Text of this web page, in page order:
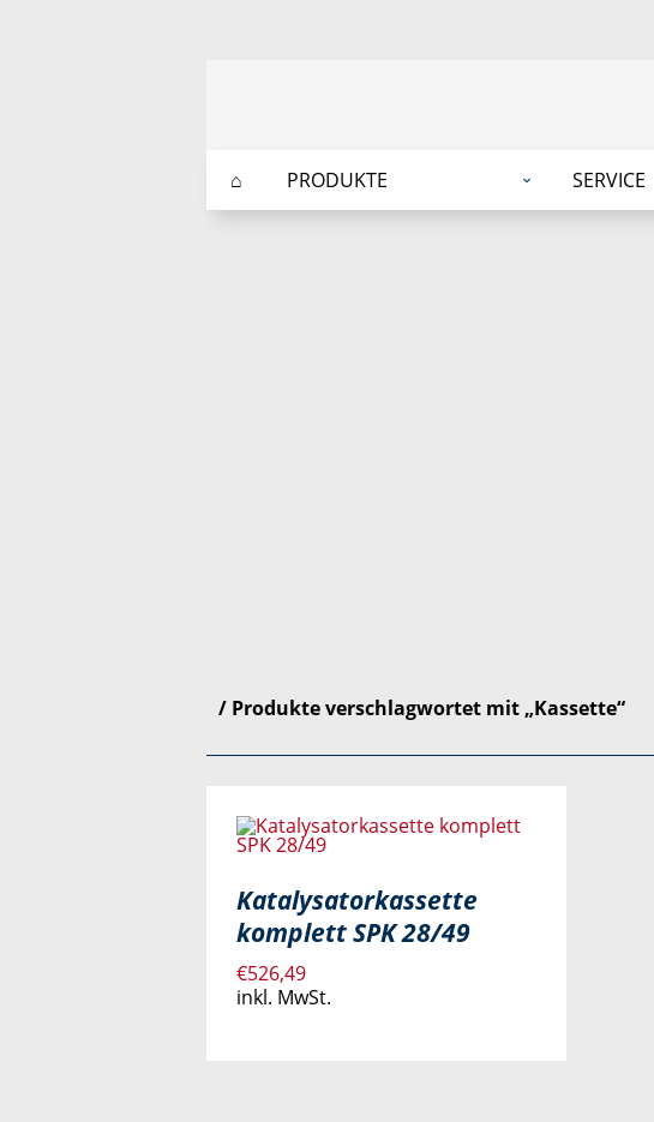
⌂ PRODUKTE SERVICE
/ Produkte verschlagwortet mit „Kassette“
Katalysatorkassette
komplett SPK 28/49
€526,49
inkl. MwSt.